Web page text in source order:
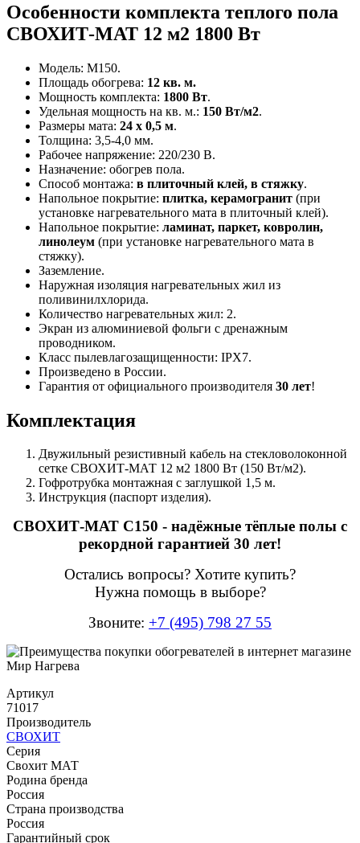
Особенности комплекта теплого пола
СВОХИТ-МАТ 12 м2 1800 Вт
Модель: М150.
Площадь обогрева: 12 кв. м.
Мощность комплекта: 1800 Вт.
Удельная мощность на кв. м.: 150 Вт/м2.
Размеры мата: 24 х 0,5 м.
Толщина: 3,5-4,0 мм.
Рабочее напряжение: 220/230 В.
Назначение: обогрев пола.
Способ монтажа: в плиточный клей, в стяжку.
Напольное покрытие: плитка, керамогранит (при
установке нагревательного мата в плиточный клей).
Напольное покрытие: ламинат, паркет, ковролин,
линолеум (при установке нагревательного мата в
стяжку).
Заземление.
Наружная изоляция нагревательных жил из
поливинилхлорида.
Количество нагревательных жил: 2.
Экран из алюминиевой фольги с дренажным
проводником.
Класс пылевлагозащищенности: IPХ7.
Произведено в России.
Гарантия от официального производителя 30 лет!
Комплектация
Двужильный резистивный кабель на стекловолоконной
сетке СВОХИТ-МАТ 12 м2 1800 Вт (150 Вт/м2).
Гофротрубка монтажная с заглушкой 1,5 м.
Инструкция (паспорт изделия).
СВОХИТ-МАТ С150 - надёжные тёплые полы с
рекордной гарантией 30 лет!
Остались вопросы? Хотите купить?
Нужна помощь в выборе?
Звоните: +7 (495) 798 27 55
Артикул
71017
Производитель
СВОХИТ
Серия
Свохит МАТ
Родина бренда
Россия
Страна производства
Россия
Гарантийный срок